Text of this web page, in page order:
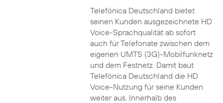
Telefónica Deutschland bietet
seinen Kunden ausgezeichnete HD
Voice-Sprachqualität ab sofort
auch für Telefonate zwischen dem
eigenen UMTS (3G)-Mobilfunknetz
und dem Festnetz. Damit baut
Telefónica Deutschland die HD
Voice-Nutzung für seine Kunden
weiter aus. Innerhalb des